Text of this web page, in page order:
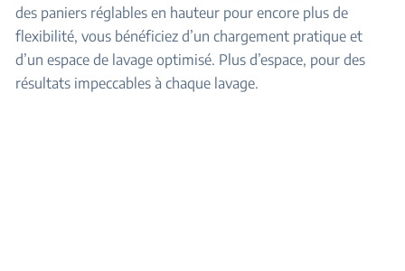
des paniers réglables en hauteur pour encore plus de
flexibilité, vous bénéficiez d’un chargement pratique et
d’un espace de lavage optimisé. Plus d’espace, pour des
résultats impeccables à chaque lavage.